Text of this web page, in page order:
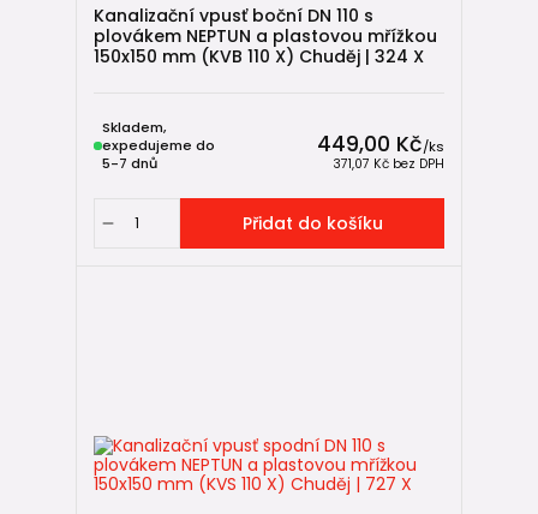
Střešní vpusti
→ odvodnění plochých střech a teras
→ napojení hydroizolace na kanalizační potrubí
→ odvodnění podlah v interiéru
→ koupelny, sprchy, prádelny, sklepy
📚 Praktické návody
🧩 Související produkty
KG kanalizace
Kanalizační vpusť boční DN 110 s
plovákem NEPTUN a plastovou mřížkou
150x150 mm (KVB 110 X) Chuděj | 324 X
449,00 Kč/ks
371,07 Kč bez DPH
Skladem,
expedujeme do
5-7 dnů
Přidat do košíku